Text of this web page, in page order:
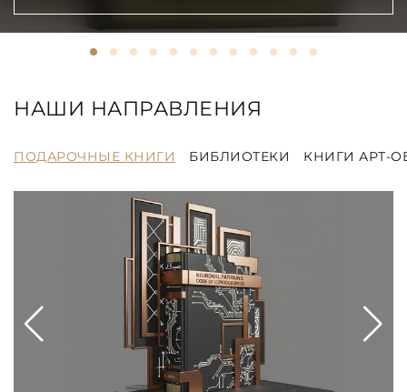
НАШИ НАПРАВЛЕНИЯ
ПОДАРОЧНЫЕ КНИГИ БИБЛИОТЕКИ КНИГИ АРТ-